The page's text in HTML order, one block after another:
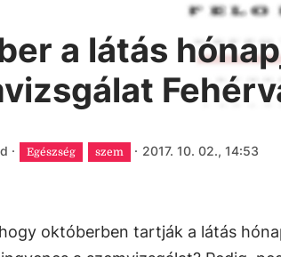
a látás
· Egészség szem · 2017. 10. 02., 14:53
októberben tartják a látás